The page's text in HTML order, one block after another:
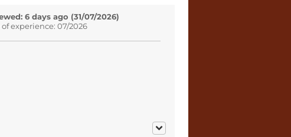
6 days ago (31/07/2026)
of experience: 07/2026